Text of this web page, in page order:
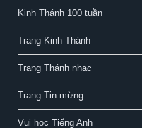
Kinh Thánh 100 tuần
Trang Kinh Thánh
Trang Thánh nhạc
Trang Tin mừng
Vui học Tiếng Anh